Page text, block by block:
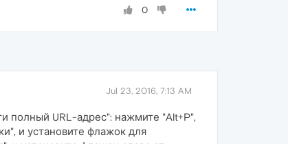
0
Jul 23, 2016, 7:13 AM
полный URL-адрес": нажмите "Alt+P",
и установите флажок для